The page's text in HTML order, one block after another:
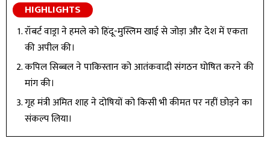
HIGHLIGHTS
रॉबर्ट वाड्रा ने हमले को हिंदू-मुस्लिम खाई से जोड़ा और देश में एकता
की अपील की।
कपिल सिब्बल ने पाकिस्तान को आतंकवादी संगठन घोषित करने की
मांग की।
गृह मंत्री अमित शाह ने दोषियों को किसी भी कीमत पर नहीं छोड़ने का
संकल्प लिया।